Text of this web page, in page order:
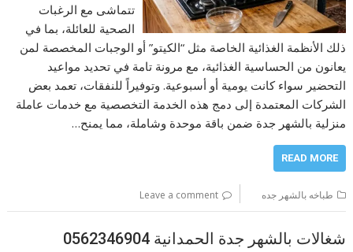
تتماشى مع الرغبات
الصحية للعائلة، بما في
ذلك الأنظمة الغذائية الخاصة مثل “الكيتو” أو الوجبات المخصصة لمن
يعانون من الحساسية الغذائية، مع مرونة تامة في تحديد مواعيد
التحضير سواء كانت يومية أو أسبوعية. وتوفيراً للنفقات، تعمد بعض
الشركات المعتمدة إلى دمج هذه الخدمة التخصصية مع خدمات عاملة
منزلية بالشهر جدة ضمن باقة موحدة وشاملة، مما يمنح…
READ MORE
طباخه بالشهر جده Leave a comment
شغالات بالشهر جدة الحمدانية 0562346904